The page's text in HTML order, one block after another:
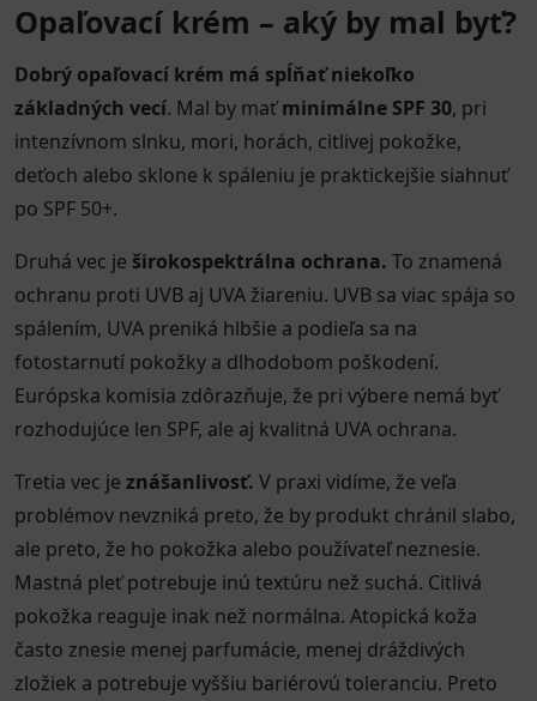
Opaľovací krém – aký by mal byť?
Dobrý opaľovací krém má spĺňať niekoľko
základných vecí. Mal by maťminimálne SPF 30, pri
intenzívnom slnku, mori, horách, citlivej pokožke,
deťoch alebo sklone k spáleniu je praktickejšie siahnuť
po SPF 50+.
Druhá vec je širokospektrálna ochrana. To znamená
ochranu proti UVB aj UVA žiareniu. UVB sa viac spája so
spálením, UVA preniká hlbšie a podieľa sa na
fotostarnutí pokožky a dlhodobom poškodení.
Európska komisia zdôrazňuje, že pri výbere nemá byť
rozhodujúce len SPF, ale aj kvalitná UVA ochrana.
Tretia vec je znášanlivosť. V praxi vidíme, že veľa
problémov nevzniká preto, že by produkt chránil slabo,
ale preto, že ho pokožka alebo používateľ neznesie.
Mastná pleť potrebuje inú textúru než suchá. Citlivá
pokožka reaguje inak než normálna. Atopická koža
často znesie menej parfumácie, menej dráždivých
zložiek a potrebuje vyššiu bariérovú toleranciu. Preto